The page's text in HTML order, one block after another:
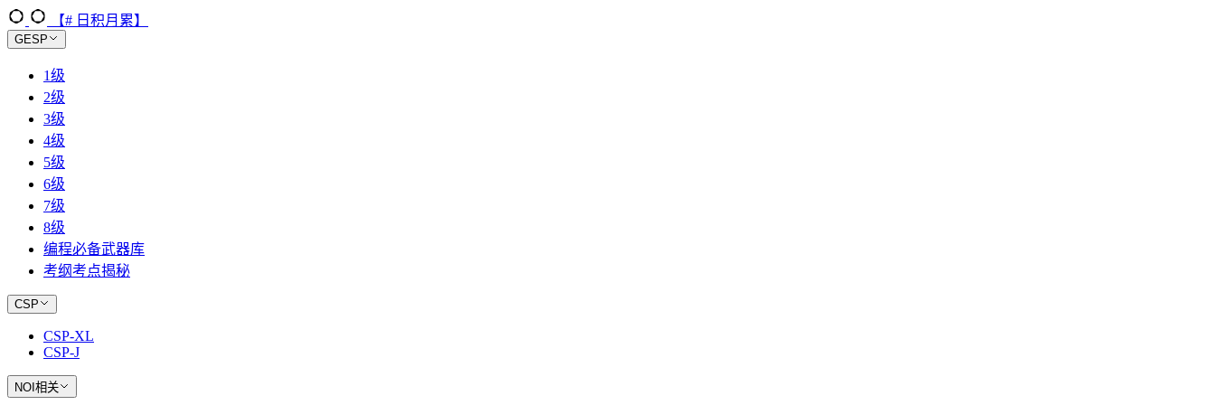
【# 日积月累】
GESP
1级
2级
3级
4级
5级
6级
7级
8级
编程必备武器库
考纲考点揭秘
CSP
CSP-XL
CSP-J
NOI相关